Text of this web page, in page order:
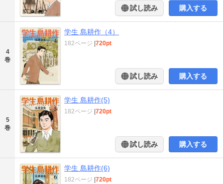
試し読み 購入する
4
巻
学生 島耕作（4）
182ページ 720pt
試し読み 購入する
5
巻
学生 島耕作(5)
182ページ 720pt
試し読み 購入する
学生 島耕作(6)
182ページ 720pt